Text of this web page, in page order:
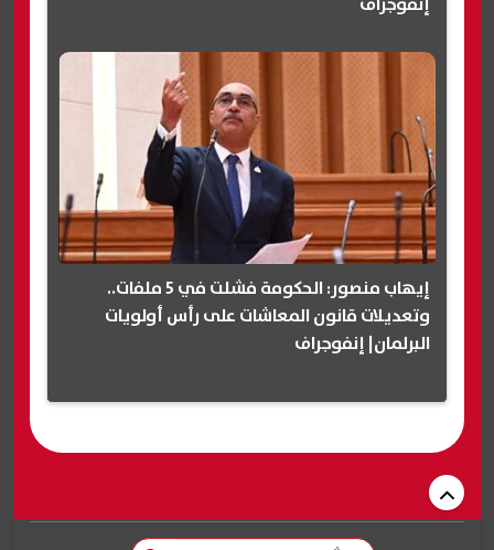
إيهاب منصور: الحكومة فشلت في 5 ملفات..
وتعديلات قانون المعاشات على رأس أولويات
البرلمان| إنفوجراف